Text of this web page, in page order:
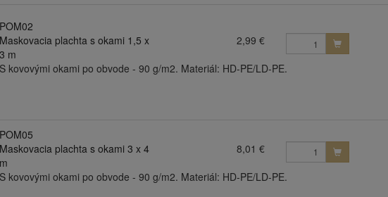
POM02
Maskovacia plachta s okami 1,5 x
3 m
2,99 €
S kovovými okami po obvode - 90 g/m2. Materiál: HD-PE/LD-PE.
POM05
Maskovacia plachta s okami 3 x 4
m
8,01 €
S kovovými okami po obvode - 90 g/m2. Materiál: HD-PE/LD-PE.